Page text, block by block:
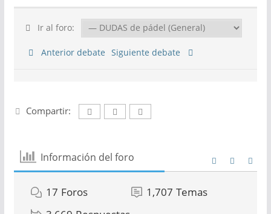
Ir al foro:
Anterior debate Siguiente debate
Compartir:
Información del foro
17 Foros 1,707 Temas